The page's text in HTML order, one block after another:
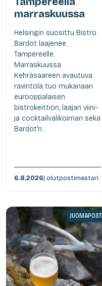
marraskuussa
Helsingin suosittu Bistro
Bardot laajenee
Tampereelle.
Marraskuussa
Kehräsaareen avautuva
ravintola tuo mukanaan
eurooppalaisen
bistrokeittiön, laajan viini-
ja cocktailvalikoiman sekä
Bardot'n...
6.8.2026| olutpostimestari
JUOMAPOSTI